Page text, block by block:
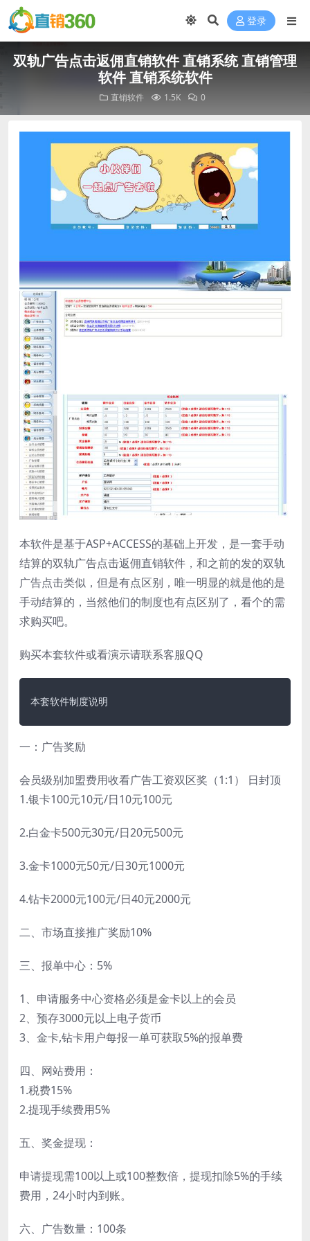
登录
双轨广告点击返佣直销软件 直销系统 直销管理
软件 直销系统软件
直销软件 1.5K 0
本软件是基于ASP+ACCESS的基础上开发，是一套手动
结算的双轨广告点击返佣直销软件，和之前的发的双轨
广告点击类似，但是有点区别，唯一明显的就是他的是
手动结算的，当然他们的制度也有点区别了，看个的需
求购买吧。
购买本套软件或看演示请联系客服QQ
本套软件制度说明
一：广告奖励
会员级别加盟费用收看广告工资双区奖（1:1） 日封顶
1.银卡100元10元/日10元100元
2.白金卡500元30元/日20元500元
3.金卡1000元50元/日30元1000元
4.钻卡2000元100元/日40元2000元
二、市场直接推广奖励10%
三、报单中心：5%
1、申请服务中心资格必须是金卡以上的会员
2、预存3000元以上电子货币
3、金卡,钻卡用户每报一单可获取5%的报单费
四、网站费用：
1.税费15%
2.提现手续费用5%
五、奖金提现：
申请提现需100以上或100整数倍，提现扣除5%的手续
费用，24小时内到账。
六、广告数量：100条